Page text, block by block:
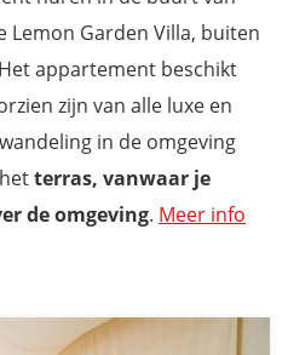
Lemon Garden Villa, buiten
appartement beschikt
zijn van alle luxe en
in de omgeving
terras, vanwaar je
de omgeving. Meer info